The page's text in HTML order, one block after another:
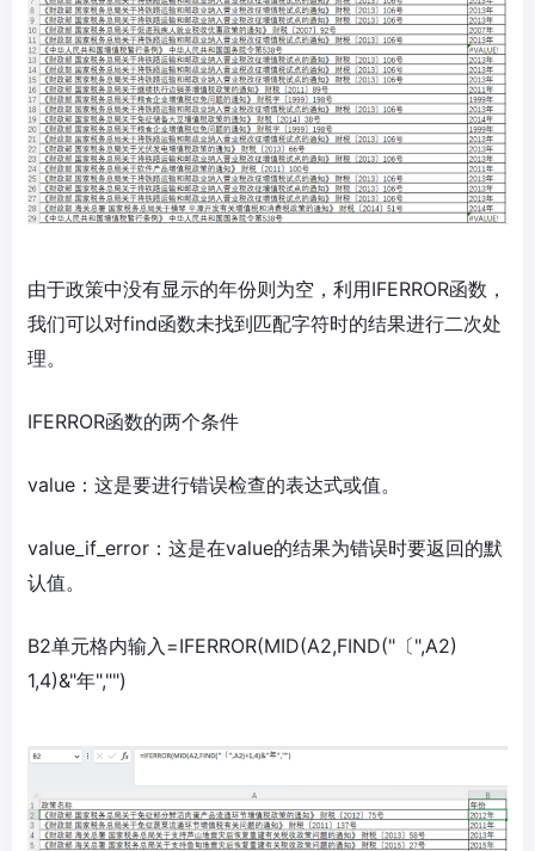
由于政策中没有显示的年份则为空，利用IFERROR函数，
我们可以对find函数未找到匹配字符时的结果进行二次处
理。
IFERROR函数的两个条件
value：这是要进行错误检查的表达式或值。
value_if_error：这是在value的结果为错误时要返回的默
认值。
B2单元格内输入=IFERROR(MID(A2,FIND("〔",A2)
1,4)&"年","")